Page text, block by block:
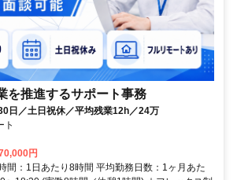
を推進するサポート事務
日／土日祝休／平均残業12h／24万
ト
円
間：1日あたり8時間 平均勤務日数：1ヶ月あた